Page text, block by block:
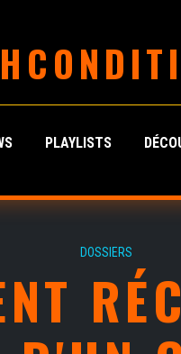
PLAYLISTS
DOSSIERS